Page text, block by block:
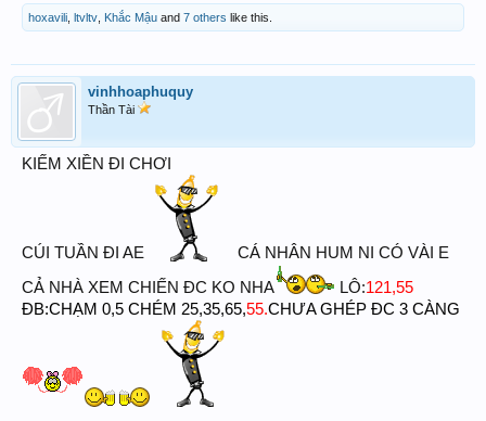
hoxavili ltvltv Khắc Mậu and 7 others like this.
vinhhoaphuquy
Thần Tài
KIẾM XIỀN ĐI CHƠI
CÚI TUẦN ĐI AE
CÁ NHÂN HUM NI CÓ VÀI E
CẢ NHÀ XEM CHIẾN ĐC KO NHA
LÔ:121,55
ĐB:CHẠM 0,5 CHÉM 25,35,65,55.CHƯA GHÉP ĐC 3 CÀNG